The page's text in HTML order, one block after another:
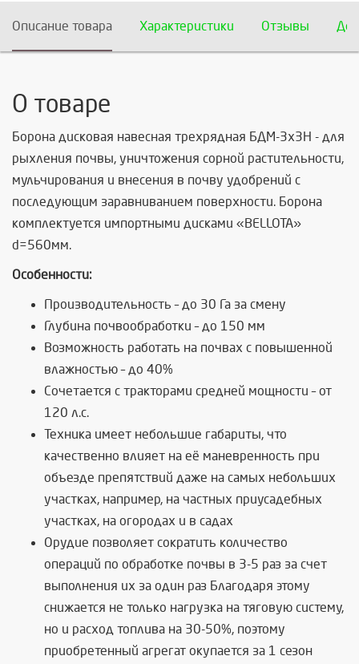
Описание товара Характеристики Отзывы
О товаре
Борона дисковая навесная трехрядная БДМ-3х3Н - для
рыхления почвы, уничтожения сорной растительности,
мульчирования и внесения в почву удобрений с
последующим заравниванием поверхности. Борона
комплектуется импортными дисками «BELLOTA»
d=560мм.
Особенности:
Производительность – до 30 Га за смену
Глубина почвообработки – до 150 мм
Возможность работать на почвах с повышенной
влажностью – до 40%
Сочетается с тракторами средней мощности – от
120 л.с.
Техника имеет небольшие габариты, что
качественно влияет на её маневренность при
объезде препятствий даже на самых небольших
участках, например, на частных приусадебных
участках, на огородах и в садах
Орудие позволяет сократить количество
операций по обработке почвы в 3-5 раз за счет
выполнения их за один раз Благодаря этому
снижается не только нагрузка на тяговую систему,
но и расход топлива на 30-50%, поэтому
приобретенный агрегат окупается за 1 сезон